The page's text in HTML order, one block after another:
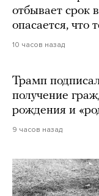
отбывает срок
опасается, что
10 часов назад
Трамп
получение
рождения и
9 часов назад